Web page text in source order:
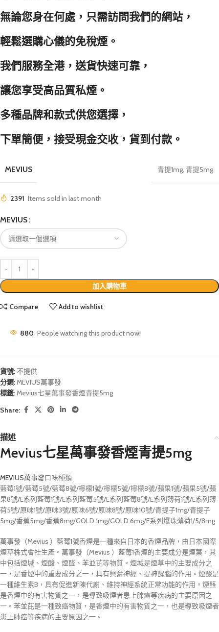
無論您身在何處，只需訪問我們的網站，
輕鬆選購心儀的免稅煙。
我們服務全港，送貨快速可靠，
讓您享受高品質私煙。
多種品牌和款式供您選擇，
下單簡便，接受現金交收，貨到付款。
MEVIUS 青提1mg, 青提5mg
2391 Items sold in last month
MEVIUS
加入購物車
Compare Add to wishlist
880 People watching this product now!
貨號: 不提供
分類:MEVIUS萬事發
標籤:Mevius七星萬事發香煙青提5mg
Share:
描述
Mevius七星萬事發香煙青提5mg
MEVIUS萬事發口味種類
藍莓1號/藍莓5號/藍莓8號/檸檬1號/檸檬5號/檸檬8號/蘋果1號/蘋果5號/蘋
果8號/E系列藍莓1號/E系列藍莓5號/E系列藍莓8號/E系列薄荷1號/E系列薄
荷5號/原味1號/原味3號/原味6號/原味8號/原味10號/青提子1mg/青提子
5mg/香蕉5mg/香蕉8mg/GOLD 1mg/GOLD 6mg/E系列爆珠薄荷1/5/8mg
萬事發（Mevius ）藍莓1號香煙是一種來自日本的香煙品牌，由日本國際
煙草株式會社生產。萬事發（Mevius ）藍莓1香煙的主要成分是煙葉，其
中包括煙堿、煙酸、煙醛、苯並芘等物質。煙堿是煙草中的主要成分之
一，是香煙中的重要成分之一，具有興奮神經、提神醒腦的作用。煙酸是
一種維生素B，具有促進新陳代謝、維持神經系統正常功能的作用。煙醛
是香煙中的有害物質之一，是導致吸煙者患上肺癌等疾病的主要原因之
一。苯並芘是一種致癌物質，是香煙中的有害物質之一，也是導致吸煙者
患上肺癌等疾病的主要原因之一。